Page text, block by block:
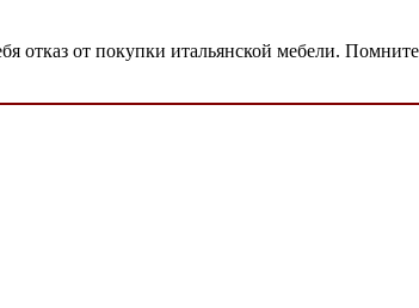
отказ от покупки итальянской мебели.